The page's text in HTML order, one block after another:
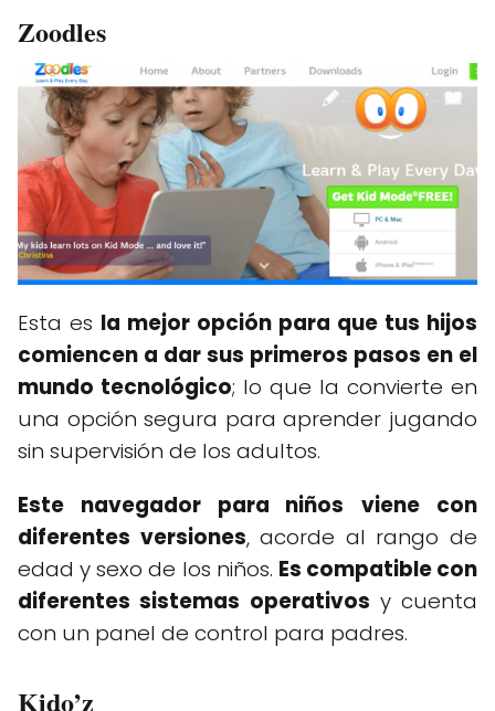
Zoodles
Esta es la mejor opción para que tus hijos
comiencen a dar sus primeros pasos en el
mundo tecnológico; lo que la convierte en
una opción segura para aprender jugando
sin supervisión de los adultos.
Este navegador para niños
viene con
diferentes versiones, acorde al rango de
edad y sexo de los niños. Es compatible con
diferentes sistemas operativos y cuenta
con un panel de control para padres.
Kido’z